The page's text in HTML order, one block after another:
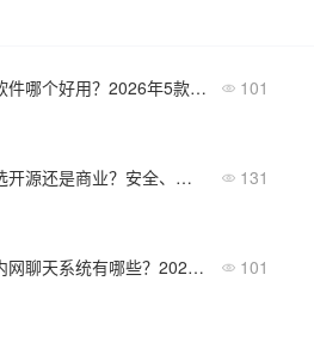
内网聊天软件哪个好用？2026年5款高人气工具推荐 101
内网聊天选开源还是商业？安全、成本、扩展性六大维度对比 131
能源行业内网聊天系统有哪些？2026年功能清单与场景对照 101